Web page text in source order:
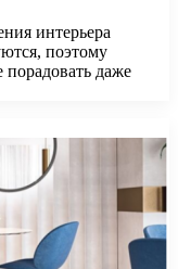
интерьера
поэтому
даже